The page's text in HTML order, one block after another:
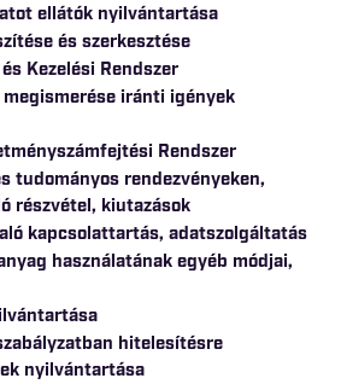
ellátók nyilvántartása
és szerkesztése
Kezelési Rendszer
iránti igények
Rendszer
tudományos rendezvényeken,
részvétel, kiutazások
kapcsolattartás, adatszolgáltatás
használatának egyéb módjai,
hitelesítésre
nyilvántartása